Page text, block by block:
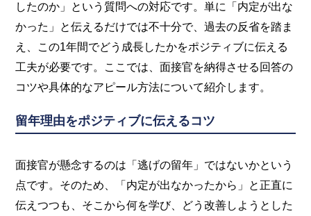
したのか」という質問への対応です。単に「内定が出な
かった」と伝えるだけでは不十分で、過去の反省を踏ま
え、この1年間でどう成長したかをポジティブに伝える
工夫が必要です。ここでは、面接官を納得させる回答の
コツや具体的なアピール方法について紹介します。
留年理由をポジティブに伝えるコツ
面接官が懸念するのは「逃げの留年」ではないかという
点です。そのため、「内定が出なかったから」と正直に
伝えつつも、そこから何を学び、どう改善しようとした